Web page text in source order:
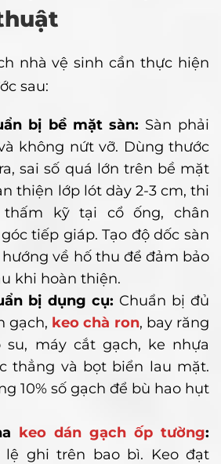
nhà vệ sinh cần thực hiện
sau:
bị bề mặt sàn: Sàn phải
không nứt vỡ. Dùng thước
sai số quá lớn trên bề mặt
thiện lớp lót dày 2-3 cm, thi
thấm kỹ tại cổ ống, chân
tiếp giáp. Tạo độ dốc sàn
hướng về hố thu để đảm bảo
khi hoàn thiện.
bị dụng cụ: Chuẩn bị đủ
gạch, keo chà ron, bay răng
su, máy cắt gạch, ke nhựa
thẳng và bọt biển lau mặt.
10% số gạch để bù hao hụt
keo dán gạch ốp tường:
lệ ghi trên bao bì. Keo đạt